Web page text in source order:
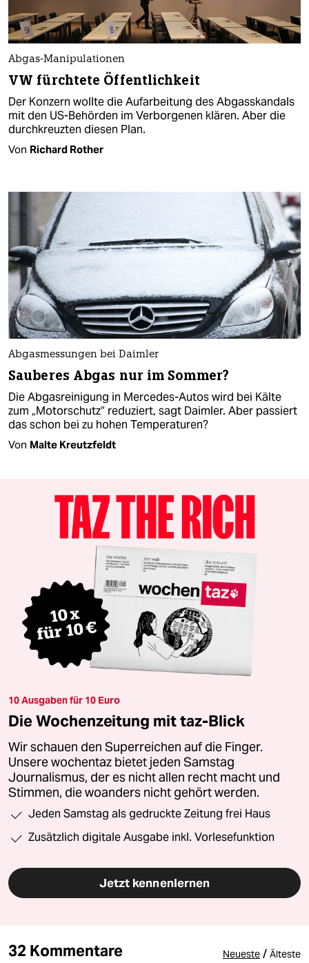
Abgas-Manipulationen
VW fürchtete Öffentlichkeit
Der Konzern wollte die Aufarbeitung des Abgasskandals
mit den US-Behörden im Verborgenen klären. Aber die
durchkreuzten diesen Plan.
Von Richard Rother
Abgasmessungen bei Daimler
Sauberes Abgas nur im Sommer?
Die Abgasreinigung in Mercedes-Autos wird bei Kälte
zum „Motorschutz“ reduziert, sagt Daimler. Aber passiert
das schon bei zu hohen Temperaturen?
Von Malte Kreutzfeldt
10 Ausgaben für 10 Euro
Die Wochenzeitung mit taz-Blick
Wir schauen den Superreichen auf die Finger.
Unsere wochentaz bietet jeden Samstag
Journalismus, der es nicht allen recht macht und
Stimmen, die woanders nicht gehört werden.
Jeden Samstag als gedruckte Zeitung frei Haus
Zusätzlich digitale Ausgabe inkl. Vorlesefunktion
Jetzt kennenlernen
32 Kommentare Neueste / Älteste